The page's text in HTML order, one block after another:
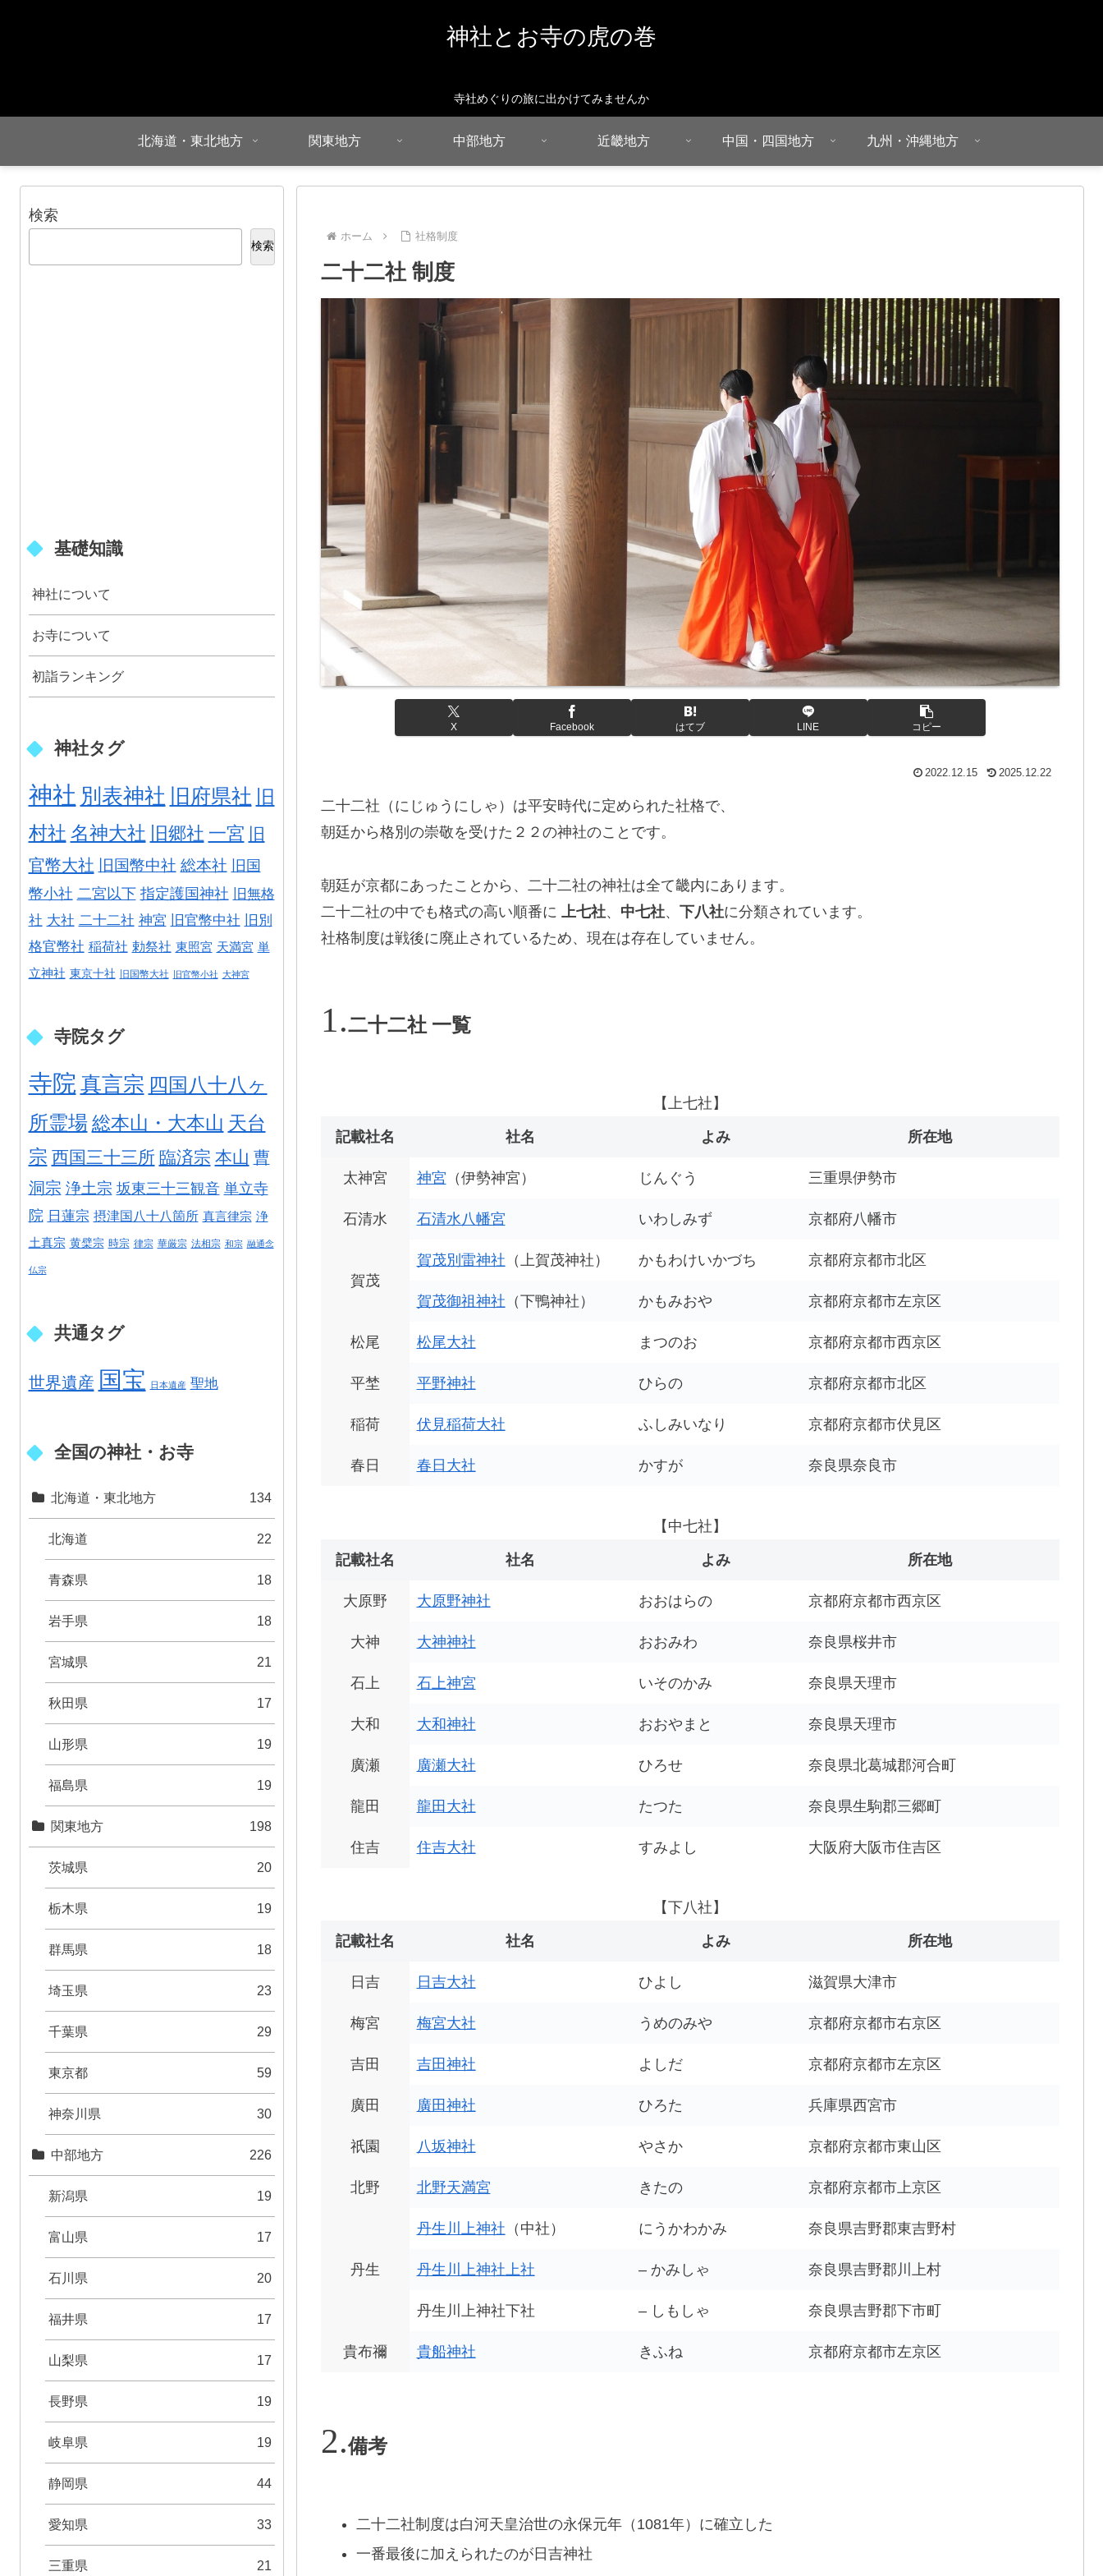
神社とお寺の虎の巻
寺社めぐりの旅に出かけてみませんか
北海道・東北地方 関東地方 中部地方 近畿地方 中国・四国地方 九州・沖縄地方
ホーム 社格制度
二十二社 制度
X Facebook はてブ LINE コピー
2022.12.15 2025.12.22
二十二社（にじゅうにしゃ）は平安時代に定められた社格で、
朝廷から格別の崇敬を受けた２２の神社のことです。
朝廷が京都にあったことから、二十二社の神社は全て畿内にあります。
二十二社の中でも格式の高い順番に
上七社、 中七社、 下八社に分類されています。
社格制度は戦後に廃止されているため、現在は存在していません。
二十二社 一覧
【上七社】
記載社名 社名 よみ 所在地
太神宮 神宮 （伊勢神宮） じんぐう 三重県伊勢市
石清水 石清水八幡宮 いわしみず 京都府八幡市
賀茂
賀茂別雷神社 （上賀茂神社） かもわけいかづち 京都府京都市北区
賀茂御祖神社 （下鴨神社） かもみおや 京都府京都市左京区
松尾 松尾大社 まつのお 京都府京都市西京区
平埜 平野神社 ひらの 京都府京都市北区
稲荷 伏見稲荷大社 ふしみいなり 京都府京都市伏見区
春日 春日大社 かすが 奈良県奈良市
【中七社】
記載社名 社名 よみ 所在地
大原野 大原野神社 おおはらの 京都府京都市西京区
大神 大神神社 おおみわ 奈良県桜井市
石上 石上神宮 いそのかみ 奈良県天理市
大和 大和神社 おおやまと 奈良県天理市
廣瀬 廣瀬大社 ひろせ 奈良県北葛城郡河合町
龍田 龍田大社 たつた 奈良県生駒郡三郷町
住吉 住吉大社 すみよし 大阪府大阪市住吉区
【下八社】
記載社名 社名 よみ 所在地
日吉 日吉大社 ひよし 滋賀県大津市
梅宮 梅宮大社 うめのみや 京都府京都市右京区
吉田 吉田神社 よしだ 京都府京都市左京区
廣田 廣田神社 ひろた 兵庫県西宮市
祇園 八坂神社 やさか 京都府京都市東山区
北野 北野天満宮 きたの 京都府京都市上京区
丹生
丹生川上神社 （中社） にうかわかみ 奈良県吉野郡東吉野村
丹生川上神社上社 – かみしゃ 奈良県吉野郡川上村
丹生川上神社下社 – しもしゃ 奈良県吉野郡下市町
貴布禰 貴船神社 きふね 京都府京都市左京区
備考
二十二社制度は白河天皇治世の永保元年（1081年）に確立した
一番最後に加えられたのが日吉神社
検索
検索
基礎知識
神社について
お寺について
初詣ランキング
神社タグ
神社 別表神社 旧府県社 旧
村社 名神大社 旧郷社 一宮
旧
官幣大社
旧国幣中社 総本社
旧国
幣小社 二宮以下 指定護国神社 旧無格
社 大社 二十二社 神宮 旧官幣中社
旧別
格官幣社 稲荷社 勅祭社 東照宮 天満宮 単
立神社 東京十社 旧国幣大社 旧官幣小社 大神宮
寺院タグ
寺院 真言宗 四国八十八ヶ
所霊場 総本山・大本山 天台
宗 西国三十三所 臨済宗 本山 曹
洞宗 浄土宗 坂東三十三観音 単立寺
院 日蓮宗 摂津国八十八箇所 真言律宗 浄
土真宗 黄檗宗 時宗 律宗 華厳宗 法相宗 和宗 融通念
仏宗
共通タグ
世界遺産 国宝 日本遺産 聖地
全国の神社・お寺
北海道・東北地方 134
北海道 22
青森県 18
岩手県 18
宮城県 21
秋田県 17
山形県 19
福島県 19
関東地方 198
茨城県 20
栃木県 19
群馬県 18
埼玉県 23
千葉県 29
東京都 59
神奈川県 30
中部地方 226
新潟県 19
富山県 17
石川県 20
福井県 17
山梨県 17
長野県 19
岐阜県 19
静岡県 44
愛知県 33
三重県 21